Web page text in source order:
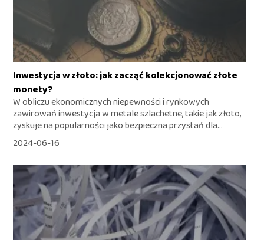
Inwestycja w złoto: jak zacząć kolekcjonować złote
monety?
W obliczu ekonomicznych niepewności i rynkowych
zawirowań inwestycja w metale szlachetne, takie jak złoto,
zyskuje na popularności jako bezpieczna przystań dla...
2024-06-16